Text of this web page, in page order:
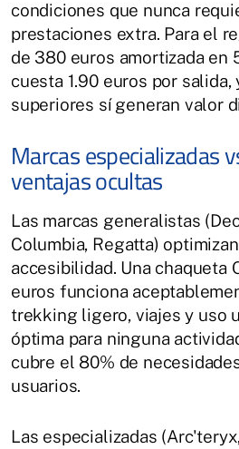
condiciones que nunca
prestaciones extra. Para el
de 380 euros amortizada en
cuesta 1.90 euros por
superiores sí generan valor
Marcas especializadas
ventajas ocultas
Las marcas generalistas
Columbia, Regatta)
accesibilidad. Una chaqueta
euros funciona
trekking ligero, viajes y uso
óptima para ninguna
cubre el 80% de
usuarios.
Las especializadas